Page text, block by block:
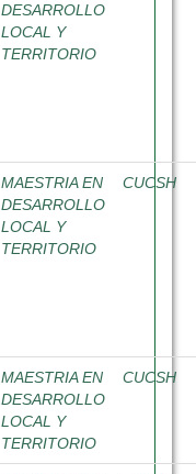
DESARROLLO
LOCAL Y
TERRITORIO
MAESTRIA EN
DESARROLLO
LOCAL Y
TERRITORIO
CUCSH
MAESTRIA EN
DESARROLLO
LOCAL Y
TERRITORIO
CUCSH